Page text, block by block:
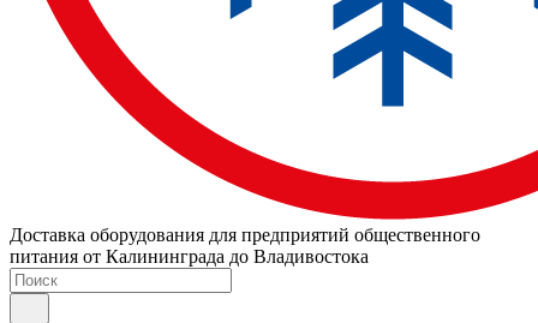
Доставка оборудования для предприятий общественного
питания от Калининграда до Владивостока